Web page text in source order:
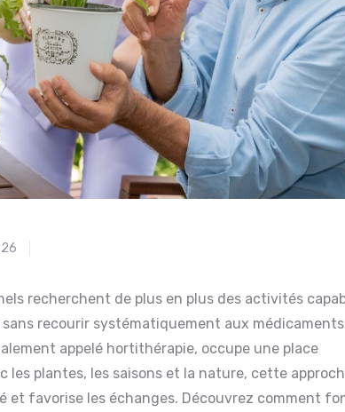
recherchent de plus en plus des activités
recourir systématiquement aux
appelé hortithérapie, occupe une place
les plantes, les saisons et la nature, cette
et favorise les échanges. Découvrez comment